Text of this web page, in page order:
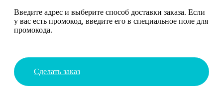
Введите адрес и выберите способ доставки заказа. Если
у вас есть промокод, введите его в специальное поле для
промокода.
Сделать заказ